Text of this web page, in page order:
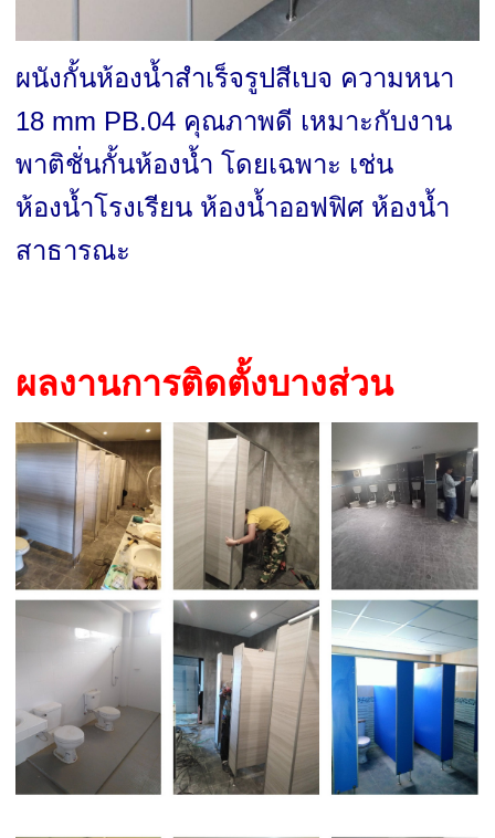
ผนังกั้นห้องน้ำสำเร็จรูปสีเบจ ความหนา
18 mm PB.04 คุณภาพดี เหมาะกับงาน
พาติชั่นกั้นห้องน้ำ โดยเฉพาะ เช่น
ห้องน้ำโรงเรียน ห้องน้ำออฟฟิศ ห้องน้ำ
สาธารณะ
ผลงานการติดตั้งบางส่วน